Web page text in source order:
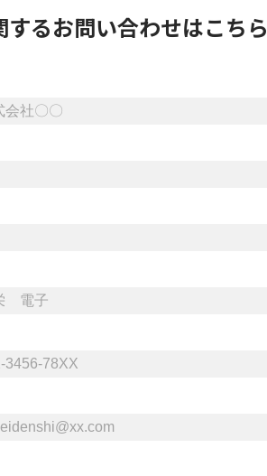
するお問い合わせはこちら